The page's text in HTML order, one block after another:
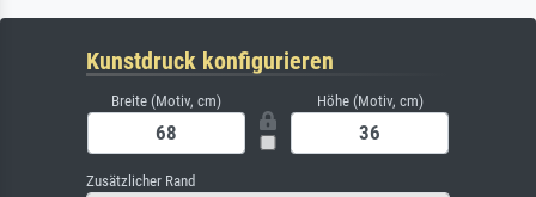
Kunstdruck konfigurieren
Breite (Motiv, cm) Höhe (Motiv, cm)
Zusätzlicher Rand